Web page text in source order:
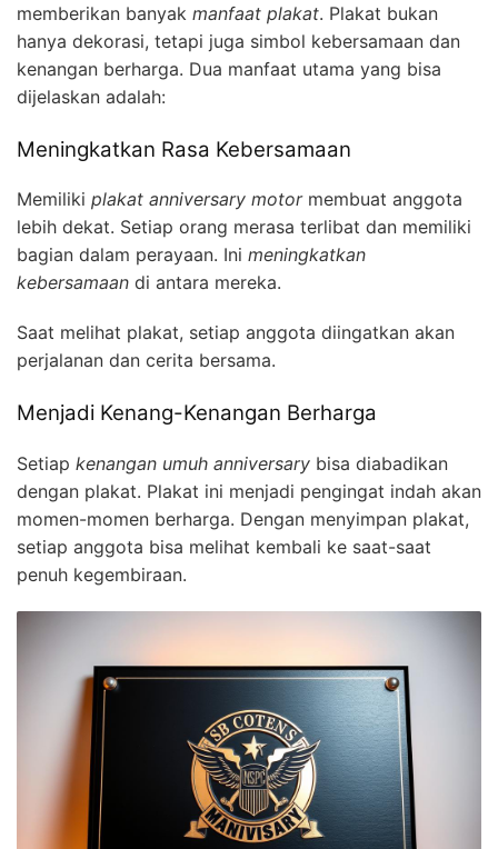
memberikan banyak manfaat plakat. Plakat bukan
hanya dekorasi, tetapi juga simbol kebersamaan dan
kenangan berharga. Dua manfaat utama yang bisa
dijelaskan adalah:
Meningkatkan Rasa Kebersamaan
Memiliki plakat anniversary motormembuat anggota
lebih dekat. Setiap orang merasa terlibat dan memiliki
bagian dalam perayaan. Ini meningkatkan
kebersamaan di antara mereka.
Saat melihat plakat, setiap anggota diingatkan akan
perjalanan dan cerita bersama.
Menjadi Kenang-Kenangan Berharga
Setiap kenangan umuh anniversary bisa diabadikan
dengan plakat. Plakat ini menjadi pengingat indah akan
momen-momen berharga. Dengan menyimpan plakat,
setiap anggota bisa melihat kembali ke saat-saat
penuh kegembiraan.